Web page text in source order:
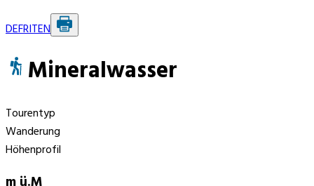
DEFRITEN
Mineralwasser
Tourentyp
Wanderung
Höhenprofil